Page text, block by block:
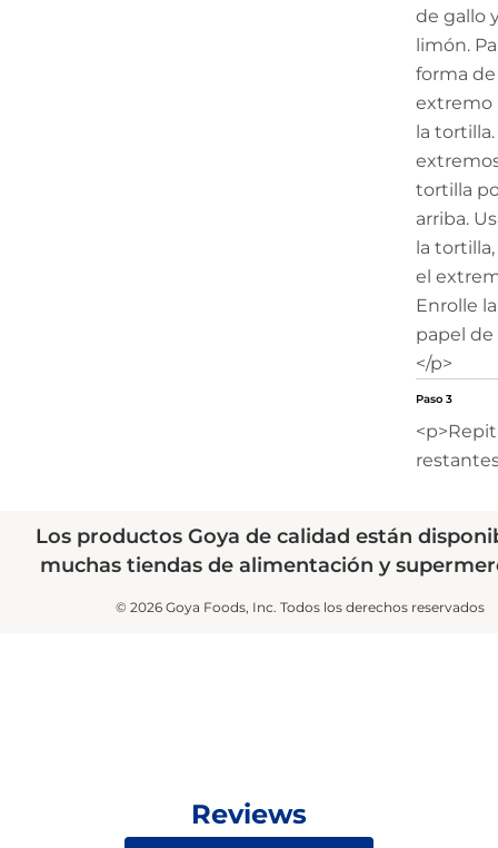
de gallo
limón.
forma
extremo
la
tortilla
arriba.
la
el
Enrolle
papel de
</p>
Paso 3
Los productos Goya de calidad están
muchas tiendas de alimentación y
© 2026 Goya Foods, Inc. Todos los derechos reservados
Reviews